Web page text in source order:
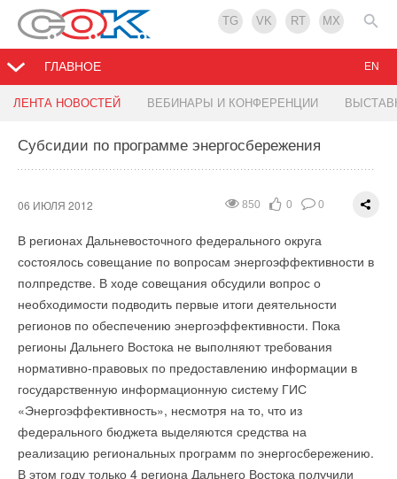
TG VK RT MX
ГЛАВНОЕ
ЛЕНТА НОВОСТЕЙ ВЕБИНАРЫ И КОНФЕРЕНЦИИ
EN
Субсидии по программе энергосбережения
850 0 0
06 ИЮЛЯ 2012
В регионах Дальневосточного федерального округа
состоялось совещание по вопросам энергоэффективности в
полпредстве. В ходе совещания обсудили вопрос о
необходимости подводить первые итоги деятельности
регионов по обеспечению энергоэффективности. Пока
регионы Дальнего Востока не выполняют требования
нормативно-правовых по предоставлению информации в
государственную информационную систему ГИС
«Энергоэффективность», несмотря на то, что из
федерального бюджета выделяются средства на
реализацию региональных программ по энергосбережению.
В этом году только 4 региона Дальнего Востока получили
Учебный центр Toshiba в Одессе
1232 0
05 ИЮЛЯ 2012
системам кондиционирования Toshiba. Генеральный
центр, который создал дилер Toshiba, компания «Технологии
Комфорта Плюс». Открытие прошло 18 мая 2012 года в
офисном комплексе "Технологии Комфорта Плюс" в Одессе.
Уведомления отключены
Комментарии
В этой теме еще нет комментариев
BALLU представляет новую версию сайта
1138 0
04 ИЮЛЯ 2012
Новая версия сочетает современный дизайн, понятную
утверждают, что концепция сайта стала лучше
соответствовать духу климатического рынка. На сайте есть
весь ассортиментный ряд BALLU INDUSTRIAL GROUP:
бытовые обогреватели, системы кондиционирования,
тепловая техника, увлажнители и мойки воздуха,
промышленное климатическое оборудование. На главной
странице сайта можно узнать о новинках сезона.